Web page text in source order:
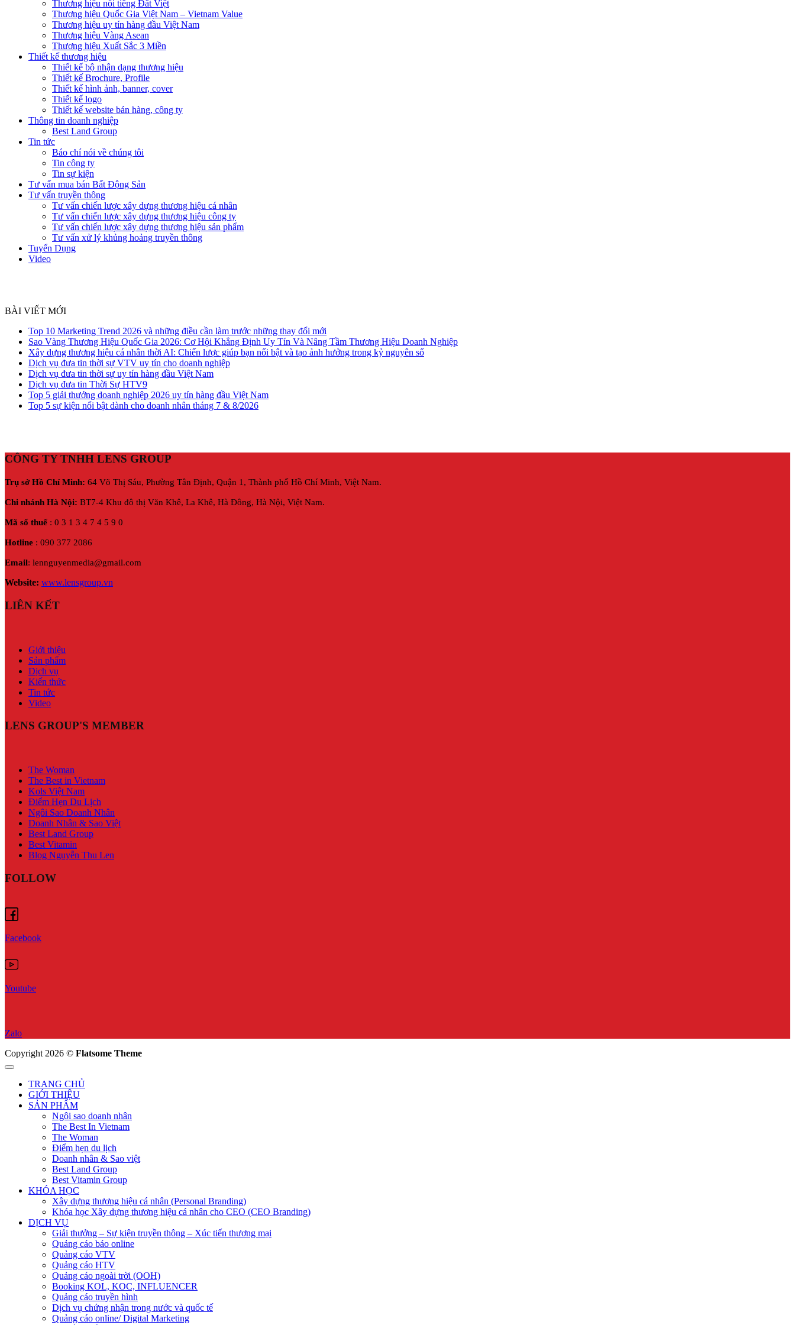
Thương hiệu nổi tiếng Đất Việt
Thương hiệu Quốc Gia Việt Nam – Vietnam Value
Thương hiệu uy tín hàng đầu Việt Nam
Thương hiệu Vàng Asean
Thương hiệu Xuất Sắc 3 Miền
Thiết kế thương hiệu
Thiết kế bộ nhận dạng thương hiệu
Thiết kế Brochure, Profile
Thiết kế hình ảnh, banner, cover
Thiết kế logo
Thiết kế website bán hàng, công ty
Thông tin doanh nghiệp
Best Land Group
Tin tức
Báo chí nói về chúng tôi
Tin công ty
Tin sự kiện
Tư vấn mua bán Bất Động Sản
Tư vấn truyền thông
Tư vấn chiến lược xây dựng thương hiệu cá nhân
Tư vấn chiến lược xây dựng thương hiệu công ty
Tư vấn chiến lược xây dựng thương hiệu sản phẩm
Tư vấn xử lý khủng hoảng truyền thông
Tuyển Dụng
Video
BÀI VIẾT MỚI
Top 10 Marketing Trend 2026 và những điều cần làm trước những thay đổi mới
Sao Vàng Thương Hiệu Quốc Gia 2026: Cơ Hội Khẳng Định Uy Tín Và Nâng Tầm Thương Hiệu Doanh Nghiệp
Xây dựng thương hiệu cá nhân thời AI: Chiến lược giúp bạn nổi bật và tạo ảnh hưởng trong kỷ nguyên số
Dịch vụ đưa tin thời sự VTV uy tín cho doanh nghiệp
Dịch vụ đưa tin thời sự uy tín hàng đầu Việt Nam
Dịch vụ đưa tin Thời Sự HTV9
Top 5 giải thưởng doanh nghiệp 2026 uy tín hàng đầu Việt Nam
Top 5 sự kiện nổi bật dành cho doanh nhân tháng 7 & 8/2026
CÔNG TY TNHH LENS GROUP
Trụ sở Hồ Chí Minh: 64 Võ Thị Sáu, Phường Tân Định, Quận 1, Thành phố Hồ Chí Minh, Việt Nam.
Chi nhánh Hà Nội: BT7-4 Khu đô thị Văn Khê, La Khê, Hà Đông, Hà Nội, Việt Nam.
Mã số thuế: 0 3 1 3 4 7 4 5 9 0
Hotline : 090 377 2086
Email: lennguyenmedia@gmail.com
Website: www.lensgroup.vn
LIÊN KẾT
Giới thiệu
Sản phẩm
Dịch vụ
Kiến thức
Tin tức
Video
LENS GROUP'S MEMBER
The Woman
The Best in Vietnam
Kols Việt Nam
Điểm Hẹn Du Lịch
Ngôi Sao Doanh Nhân
Doanh Nhân & Sao Việt
Best Land Group
Best Vitamin
Blog Nguyễn Thu Len
FOLLOW
Facebook
Youtube
Zalo
Copyright 2026 © Flatsome Theme
TRANG CHỦ
GIỚI THIỆU
SẢN PHẨM
Ngôi sao doanh nhân
The Best In Vietnam
The Woman
Điểm hẹn du lịch
Doanh nhân & Sao việt
Best Land Group
Best Vitamin Group
KHÓA HỌC
Xây dựng thương hiệu cá nhân (Personal Branding)
Khóa học Xây dựng thương hiệu cá nhân cho CEO (CEO Branding)
DỊCH VỤ
Giải thưởng – Sự kiện truyền thông – Xúc tiến thương mại
Quảng cáo báo online
Quảng cáo VTV
Quảng cáo HTV
Quảng cáo ngoài trời (OOH)
Booking KOL, KOC, INFLUENCER
Quảng cáo truyền hình
Dịch vụ chứng nhận trong nước và quốc tế
Quảng cáo online/ Digital Marketing